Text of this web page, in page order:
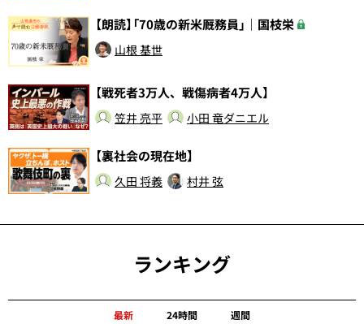
【朗読】「70歳の新米厩務員」｜国枝栄
山根 基世
【戦死者3万人、戦傷病者4万人】
笠井 亮平 小田 竜ダニエル
【裏社会の現在地】
久田 将義 村井 弦
ランキング
最新 24時間 週間